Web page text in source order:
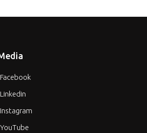
Facebook
Linkedin
Instagram
YouTube